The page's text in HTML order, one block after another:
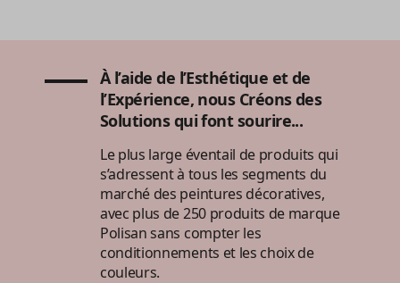
À l’aide de l’Esthétique et de
l’Expérience, nous Créons des
Solutions qui font sourire...
Le plus large éventail de produits qui
s’adressent à tous les segments du
marché des peintures décoratives,
avec plus de 250 produits de marque
Polisan sans compter les
conditionnements et les choix de
couleurs.